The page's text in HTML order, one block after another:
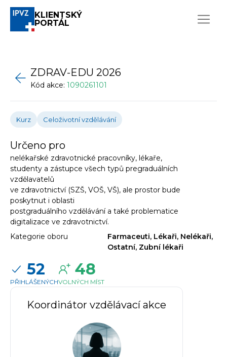
KLIENTSKÝ
PORTÁL
ZDRAV-EDU 2026
Kód akce: 1090261101
Kurz Celoživotní vzdělávání
Určeno pro
nelékařské zdravotnické pracovníky, lékaře,
studenty a zástupce všech typů pregraduálních
vzdělavatelů
ve zdravotnictví (SZŠ, VOŠ, VŠ), ale prostor bude
poskytnut i oblasti
postgraduálního vzdělávání a také problematice
digitalizace ve zdravotnictví.
Kategorie oboru
Farmaceuti, Lékaři, Nelékaři,
Ostatní, Zubní lékaři
52
PŘIHLÁŠENÝCH
48
VOLNÝCH MÍST
Koordinátor vzdělávací akce